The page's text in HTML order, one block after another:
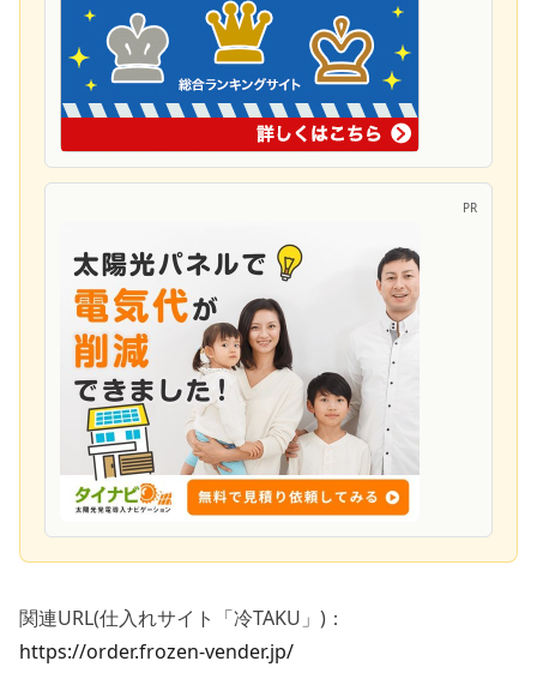
PR
関連URL(仕入れサイト「冷TAKU」)：
https://order.frozen-vender.jp/